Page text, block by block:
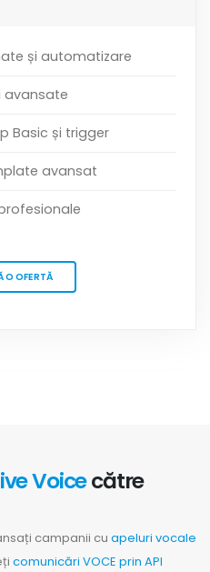
și automatizare
avansate
Basic și trigger
avansat
O OFERTĂ
Voicecătre
campanii cu apeluri vocale
comunicări VOCE prin API